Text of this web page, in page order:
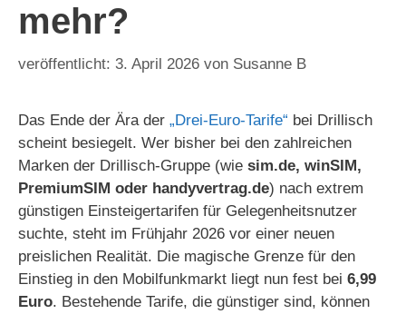
mehr?
3. April 2026 von Susanne B
Das Ende der Ära der „Drei-Euro-Tarife“ bei Drillisch
scheint besiegelt. Wer bisher bei den zahlreichen
Marken der Drillisch-Gruppe (wie sim.de, winSIM,
PremiumSIM oder handyvertrag.de) nach extrem
günstigen Einsteigertarifen für Gelegenheitsnutzer
suchte, steht im Frühjahr 2026 vor einer neuen
preislichen Realität. Die magische Grenze für den
Einstieg in den Mobilfunkmarkt liegt nun fest bei 6,99
Euro. Bestehende Tarife, die günstiger sind, können